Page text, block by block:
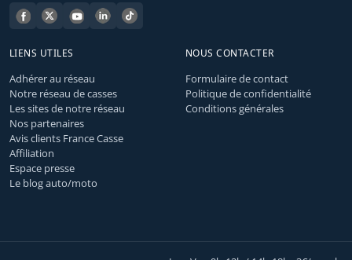
LIENS UTILES
Adhérer au réseau
Notre réseau de casses
Les sites de notre réseau
Nos partenaires
Avis clients France Casse
Affiliation
Espace presse
Le blog auto/moto
NOUS CONTACTER
Formulaire de contact
Politique de confidentialité
Conditions générales